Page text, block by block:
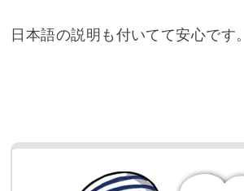
日本語の説明も付いてて安心です。